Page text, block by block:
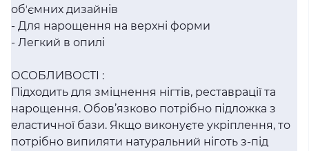
обʼємних дизайнів
- Для нарощення на верхні форми
- Легкий в опилі
ОСОБЛИВОСТІ :
Підходить для зміцнення нігтів, реставрації та
нарощення. Обов’язково потрібно підложка з
еластичної бази. Якщо виконуєте укріплення, то
потрібно випиляти натуральний ніготь з-під